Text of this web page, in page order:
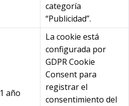
categoría
“Publicidad”.
1 año
La cookie está
configurada por
GDPR Cookie
Consent para
registrar el
consentimiento del